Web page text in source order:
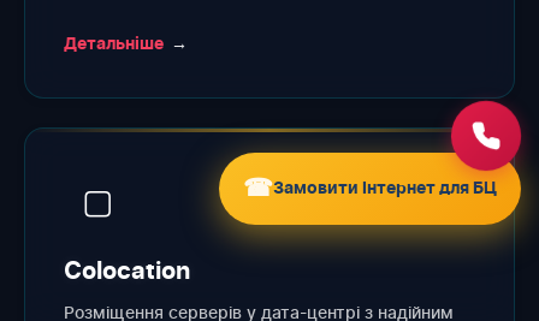
Детальніше →
▢
Colocation
Розміщення серверів у дата-центрі з надійним
☎Замовити Інтернет для БЦ